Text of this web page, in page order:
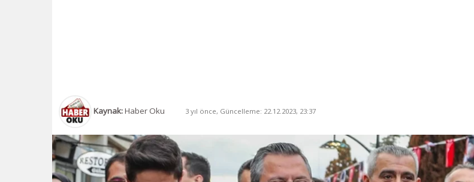
Kaynak:Haber Oku 3 yıl önce, Güncelleme: 22.12.2023, 23:37